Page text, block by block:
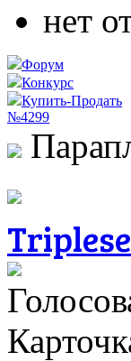
нет
Форум
Конкурс
Купить-Продать
№4299